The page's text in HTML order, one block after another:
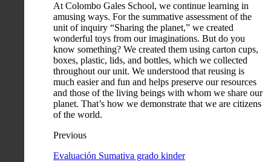
At Colombo Gales School, we continue learning in
amusing ways. For the summative assessment of the
unit of inquiry “Sharing the planet,” we created
wonderful toys from our imaginations. But do you
know something? We created them using carton cups,
boxes, plastic, lids, and bottles, which we collected
throughout our unit. We understood that reusing is
much easier and fun and helps preserve our resources
and those of the living beings with whom we share our
planet. That’s how we demonstrate that we are citizens
of the world.
Previous
Evaluación Sumativa grado kinder